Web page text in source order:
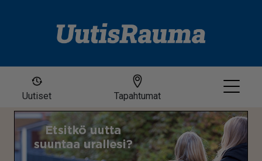
Uutiset Tapahtumat